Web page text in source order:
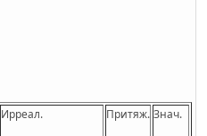
Ирреал. Притяж. Знач.